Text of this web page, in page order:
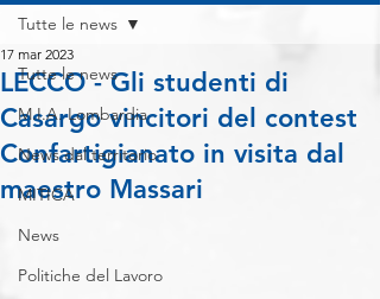
Tutte le news
M.I.A. Lombardia
News dal territorio
MITICA
News
Politiche del Lavoro
Tutte le news
LECCO - Gli studenti di
Casargo vincitori del contest
Confartigianato in visita dal
maestro Massari
17 mar 2023